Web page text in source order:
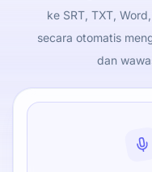
ke SRT, TXT,
secara otomatis
dan